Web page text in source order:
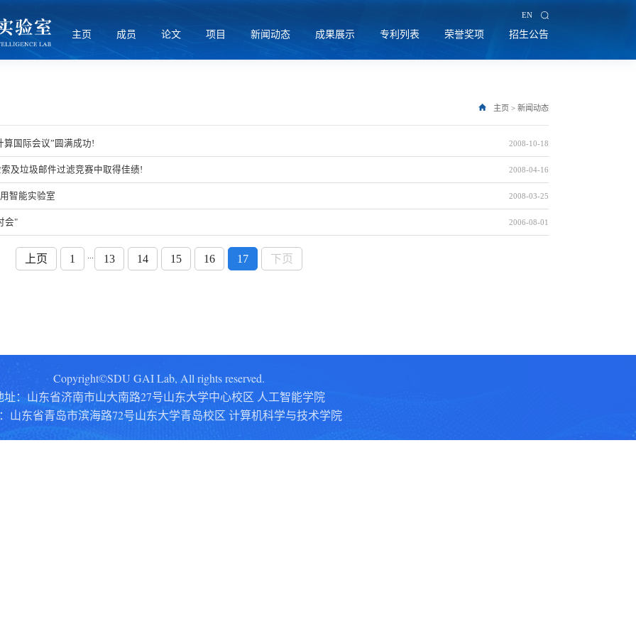
EN
主页 成员 论文 项目 新闻动态 成果展示 专利列表 荣誉奖项 招生公告
主页 > 新闻动态
2008-10-18
国际会议”圆满成功!
2008-04-16
及垃圾邮件过滤竞赛中取得佳绩!
2008-03-25
智能实验室
2006-08-01
会"
上页 1 ... 13 14 15 16 17 下页
Copyright©SDU GAI Lab, All rights reserved.
址：山东省济南市山大南路27号山东大学中心校区 人工智能学院
山东省青岛市滨海路72号山东大学青岛校区 计算机科学与技术学院